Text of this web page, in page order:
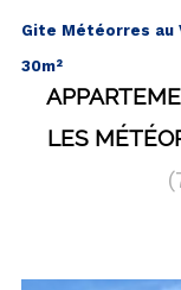
Gite Météorres au
30m²
LES
(